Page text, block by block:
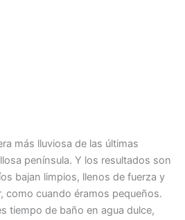
más lluviosa de las últimas
península. Y los resultados son
bajan limpios, llenos de fuerza y
como cuando éramos pequeños.
tiempo de baño en agua dulce,